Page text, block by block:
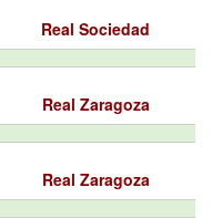
Real Sociedad
Real Zaragoza
Real Zaragoza